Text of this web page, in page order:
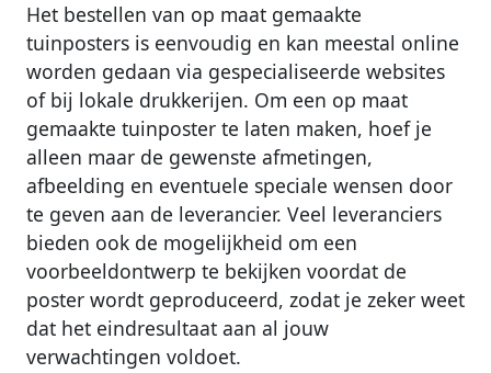
Het bestellen van op maat gemaakte
tuinposters is eenvoudig en kan meestal online
worden gedaan via gespecialiseerde websites
of bij lokale drukkerijen. Om een op maat
gemaakte tuinposter te laten maken, hoef je
alleen maar de gewenste afmetingen,
afbeelding en eventuele speciale wensen door
te geven aan de leverancier. Veel leveranciers
bieden ook de mogelijkheid om een
voorbeeldontwerp te bekijken voordat de
poster wordt geproduceerd, zodat je zeker weet
dat het eindresultaat aan al jouw
verwachtingen voldoet.